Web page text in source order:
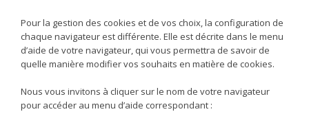
Pour la gestion des cookies et de vos choix, la configuration de
chaque navigateur est différente. Elle est décrite dans le menu
d’aide de votre navigateur, qui vous permettra de savoir de
quelle manière modifier vos souhaits en matière de cookies.
Nous vous invitons à cliquer sur le nom de votre navigateur
pour accéder au menu d’aide correspondant :